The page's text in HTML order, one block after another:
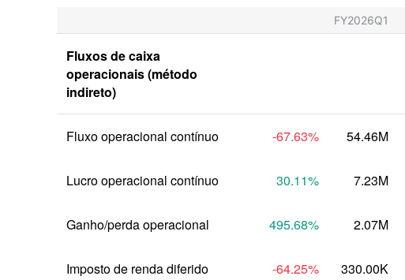
Trimestral
Anual
FY2026Q1
Fluxos de caixa
operacionais (método
indireto)
Fluxo operacional contínuo -67.63% 54.46M
Lucro operacional contínuo 30.11% 7.23M
Ganho/perda operacional 495.68% 2.07M
Imposto de renda diferido -64.25% 330.00K